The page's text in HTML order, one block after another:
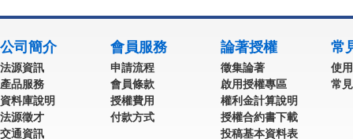
公司簡介
法源資訊
產品服務
資料庫說明
法源徵才
交通資訊
會員服務
申請流程
會員條款
授權費用
付款方式
論著授權
徵集論著
啟用授權專區
權利金計算說明
授權合約書下載
投稿基本資料表
常
使
常